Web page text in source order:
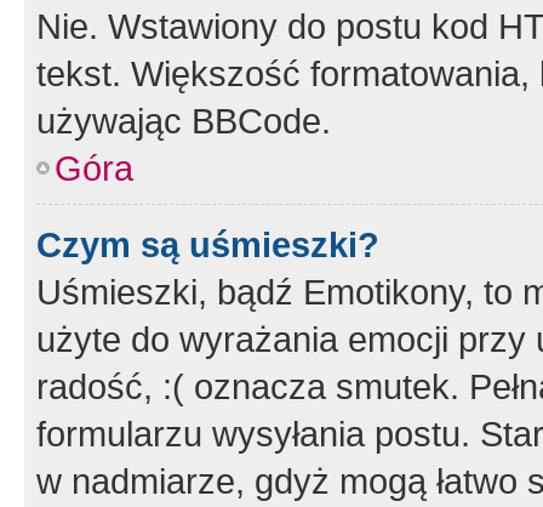
Nie. Wstawiony do postu kod
tekst. Większość
używając BBCode.
Góra
Czym są uśmieszki?
Uśmieszki, bądź Emotikony, to
użyte do wyrażania emocji
radość, :( oznacza smutek.
formularzu wysyłania postu.
w nadmiarze, gdyż mogą